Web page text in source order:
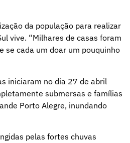
da população para realizar
vive. “Milhares de casas foram
se cada um doar um pouquinho
iniciaram no dia 27 de abril
submersas e famílias
Porto Alegre, inundando
pelas fortes chuvas